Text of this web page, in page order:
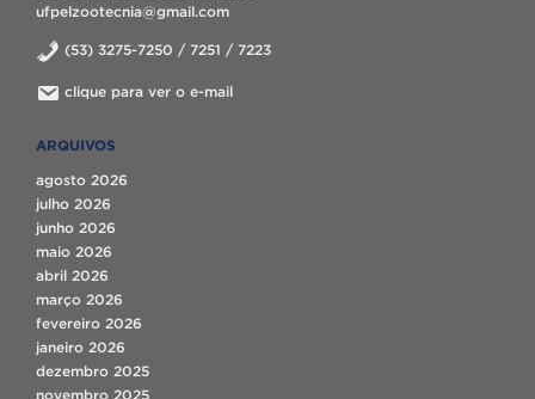
ufpelzootecnia@gmail.com
(53) 3275-7250 / 7251 / 7223
clique para ver o e-mail
ARQUIVOS
agosto 2026
julho 2026
junho 2026
maio 2026
abril 2026
março 2026
fevereiro 2026
janeiro 2026
dezembro 2025
novembro 2025